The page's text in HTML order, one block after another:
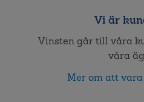
Vi är
Vinsten går till våra
våra
Mer om att